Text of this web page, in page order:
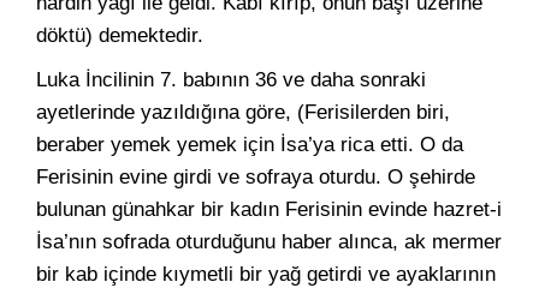
döktü) demektedir.
Luka İncilinin 7. babının 36 ve daha sonraki
ayetlerinde yazıldığına göre, (Ferisilerden biri,
beraber yemek yemek için İsa’ya rica etti. O da
Ferisinin evine girdi ve sofraya oturdu. O şehirde
bulunan günahkar bir kadın Ferisinin evinde hazret-i
İsa’nın sofrada oturduğunu haber alınca, ak mermer
bir kab içinde kıymetli bir yağ getirdi ve ayaklarının